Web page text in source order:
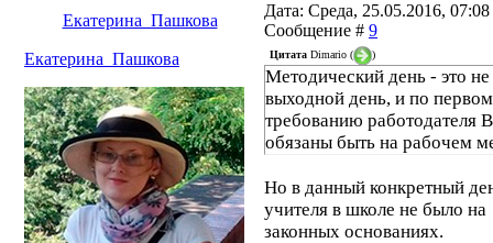
Екатерина_Пашкова
Дата: Среда, 25.05.2016, 07:08
Сообщение # 9
Екатерина_Пашкова
Цитата Dimario ( )
Методический день - это не
выходной день, и по
требованию работодателя
обязаны быть на рабочем
Но в данный конкретный
учителя в школе не было на
законных основаниях.